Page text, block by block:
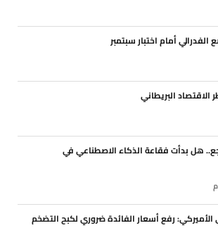
أمام اختبار سبتمبر
الاقتصاد البريطاني
هل بدأت فقاعة الذكاء الاصطناعي في
رفع أسعار الفائدة ضروري لكبح التضخم